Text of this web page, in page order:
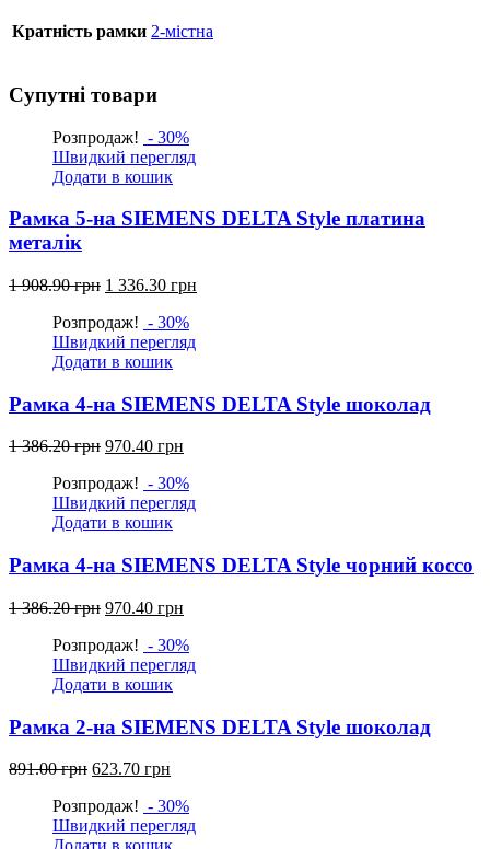
Кратність рамки 2-містна
Супутні товари
Розпродаж! - 30%
Швидкий перегляд
Додати в кошик
Рамка 5-на SIEMENS DELTA Style платина
металік
1 908.90грн Оригінальна
1
908.90
грн.
1 336.30 грн
Розпродаж! - 30%
Швидкий перегляд
Додати в кошик
Рамка 4-на SIEMENS DELTA Style шоколад
1 386.20грн Оригінальна
1
386.20
грн.
970.40 грн
970.40
грн.
Розпродаж! - 30%
Швидкий перегляд
Додати в кошик
Рамка 4-на SIEMENS DELTA Style чорний коссо
1 386.20грн Оригінальна
1
386.20
грн.
970.40 грн
970.40
грн.
Розпродаж! - 30%
Швидкий перегляд
Додати в кошик
Рамка 2-на SIEMENS DELTA Style шоколад
891.00грн Оригінальна
891.00
грн.
623.70 грн
623.70
грн.
Розпродаж! - 30%
Швидкий перегляд